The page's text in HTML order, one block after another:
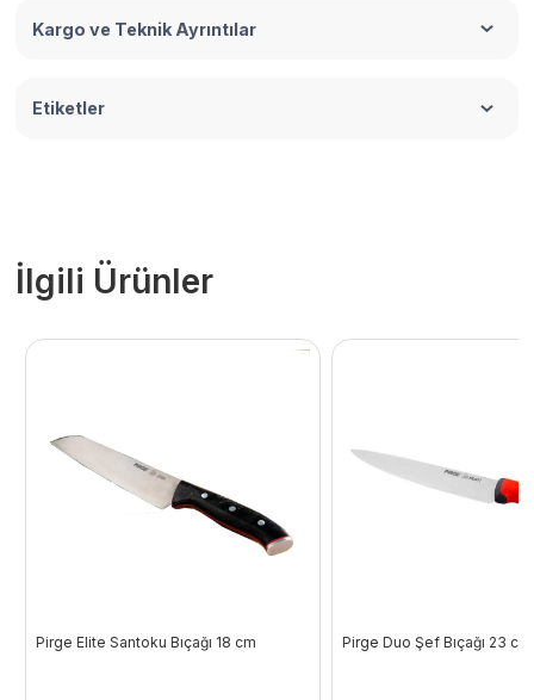
Kargo ve Teknik Ayrıntılar
Etiketler
İlgili Ürünler
Pirge Elite Santoku Bıçağı 18 cm Pirge Duo Şef Bıçağı 23